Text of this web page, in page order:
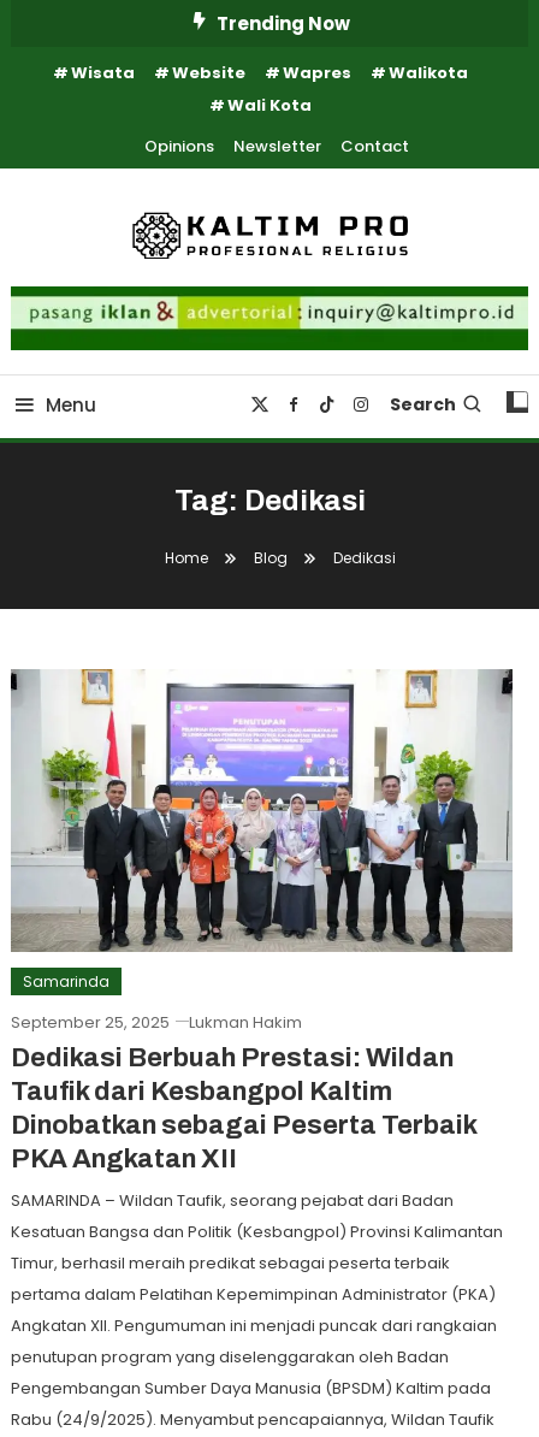
Content
Trending Now
Wisata Website Wapres
Walikota
Wali Kota
Opinions
Newsletter Contact
Kaltim Pro
Kaltim Profesional Religius
Menu Search
Tag: Dedikasi
Home Blog Dedikasi
Samarinda
September 25, 2025 Lukman Hakim
Dedikasi Berbuah Prestasi: Wildan
Taufik dari Kesbangpol Kaltim
Dinobatkan sebagai Peserta Terbaik
PKA Angkatan XII
SAMARINDA – Wildan Taufik, seorang pejabat dari Badan
Kesatuan Bangsa dan Politik (Kesbangpol) Provinsi Kalimantan
Timur, berhasil meraih predikat sebagai peserta terbaik
pertama dalam Pelatihan Kepemimpinan Administrator (PKA)
Angkatan XII. Pengumuman ini menjadi puncak dari rangkaian
penutupan program yang diselenggarakan oleh Badan
Pengembangan Sumber Daya Manusia (BPSDM) Kaltim pada
Rabu (24/9/2025). Menyambut pencapaiannya, Wildan Taufik